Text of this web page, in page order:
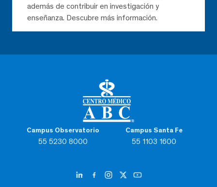
Campus Observatorio
55 5230 8000
Campus Santa Fe
55 1103 1600
además de contribuir en investigación y
enseñanza. Descubre más información.